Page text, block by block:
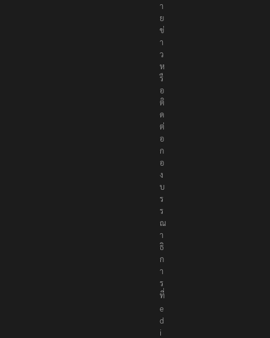
า
ย
ข่
า
ว
ห
รื
อ
ติ
ด
ต่
อ
ก
อ
ง
บ
ร
ร
ณ
า
ธิ
ก
า
ร
ที่
e
d
i